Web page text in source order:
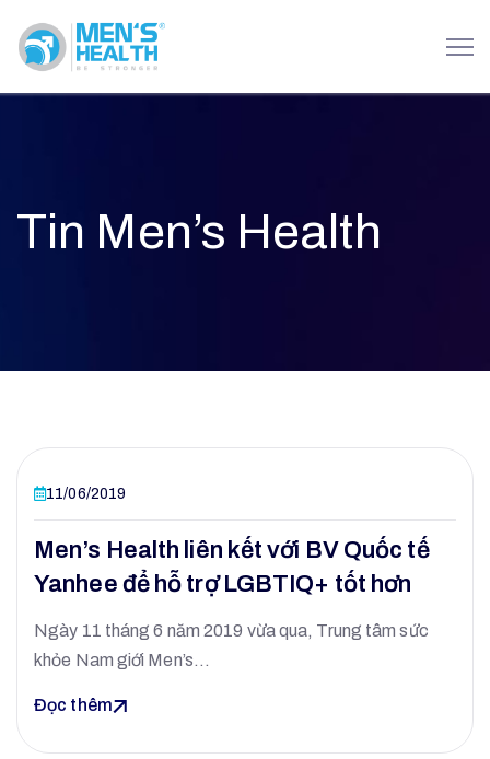
Tin Men’s Health
11/06/2019
Men’s Health liên kết với BV Quốc tế
Yanhee để hỗ trợ LGBTIQ+ tốt hơn
Ngày 11 tháng 6 năm 2019 vừa qua, Trung tâm sức
khỏe Nam giới Men’s…
Đọc thêm